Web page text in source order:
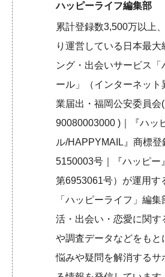
ハッピーライフ編集部
累計登録数3,500万以上
り運営している日本最大
ング・出会いサービス「
ール」（インターネット
業届出・福岡公安委員会
90080003000 )｜『ハッ
ル/HAPPYMAIL』商標登
5150003号｜『ハッピー
第6953061号）が運用す
「ハッピーライフ」編
活・出会い・恋愛に関す
や調査データなどをもと
悩みや疑問を解消するサ